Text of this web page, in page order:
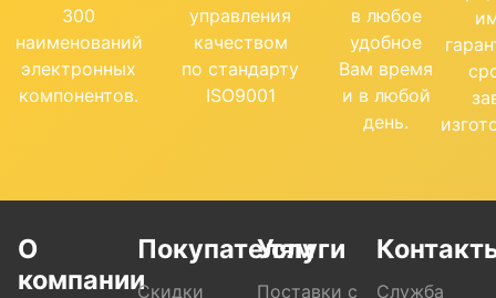
300
наименований
электронных
компонентов.
управления
качеством
по стандарту
ISO9001
в любое
удобное
Вам время
и в любой
день.
О
компании
Покупателям
Скидки
Услуги
Поставки с
Служба